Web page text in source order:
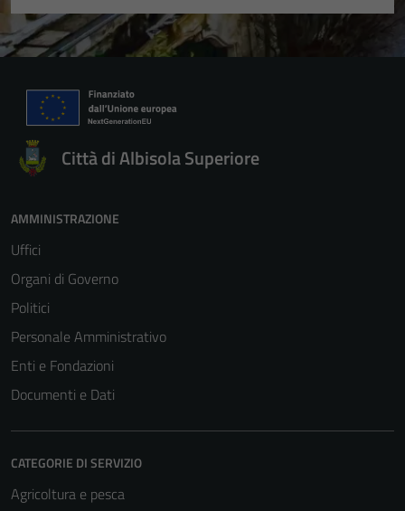
Città di Albisola Superiore
AMMINISTRAZIONE
Uffici
Organi di Governo
Politici
Personale Amministrativo
Enti e Fondazioni
Documenti e Dati
CATEGORIE DI SERVIZIO
Agricoltura e pesca